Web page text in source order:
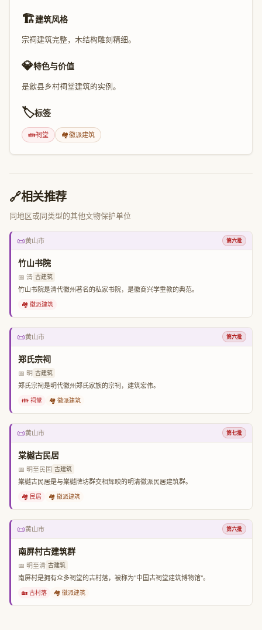
🏗️建筑风格
宗祠建筑完整，木结构雕刻精细。
💎特色与价值
是歙县乡村祠堂建筑的实例。
🏷️标签
👪祠堂 🏘️徽派建筑
🔗相关推荐
同地区或同类型的其他文物保护单位
📜黄山市 第六批
竹山书院
📅 清 古建筑
竹山书院是清代徽州著名的私家书院，是徽商兴学重教的典范。
🏘️ 徽派建筑
📜黄山市 第六批
郑氏宗祠
📅 明 古建筑
郑氏宗祠是明代徽州郑氏家族的宗祠，建筑宏伟。
👪 祠堂 🏘️ 徽派建筑
📜黄山市 第七批
棠樾古民居
📅 明至民国 古建筑
棠樾古民居是与棠樾牌坊群交相辉映的明清徽派民居建筑群。
🏘️ 民居 🏘️ 徽派建筑
📜黄山市 第六批
南屏村古建筑群
📅 明至清 古建筑
南屏村是拥有众多祠堂的古村落，被称为"中国古祠堂建筑博物馆"。
🏡 古村落 🏘️ 徽派建筑